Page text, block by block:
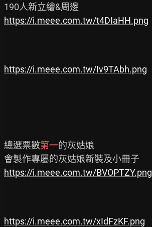
https://i.meee.com.tw/t4DIaHH.png
https://i.meee.com.tw/Iv9TAbh.png
總選票數第一的灰姑娘
https://i.meee.com.tw/BVOPTZY.png
https://i.meee.com.tw/xIdFzKF.png